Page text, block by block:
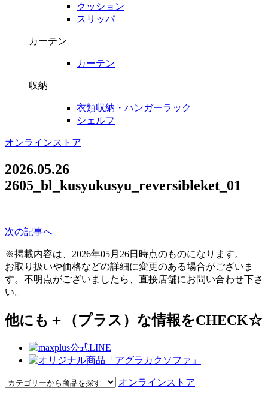
クッション
スリッパ
カーテン
カーテン
収納
衣類収納・ハンガーラック
シェルフ
オンラインストア
2026.05.26
2605_bl_kusyukusyu_reversibleket_01
次の記事へ
※掲載内容は、2026年05月26日時点のものになります。
お取り扱いや価格などの詳細に変更のある場合がございま
す。不明点がございましたら、直接店舗にお問い合わせ下さ
い。
他にも＋（プラス）な情報をCHECK☆
オンラインストア